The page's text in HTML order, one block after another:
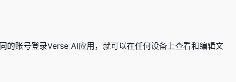
的账号登录Verse AI应用，就可以在任何设备上查看和编辑文